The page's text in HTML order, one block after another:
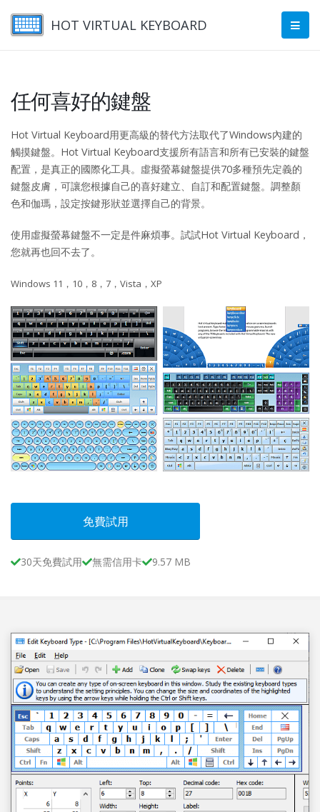
HOT VIRTUAL KEYBOARD
任何喜好的鍵盤
Hot Virtual Keyboard用更高級的替代方法取代了Windows內建的
觸摸鍵盤。Hot Virtual Keyboard支援所有語言和所有已安裝的鍵盤
配置，是真正的國際化工具。虛擬螢幕鍵盤提供70多種預先定義的
鍵盤皮膚，可讓您根據自己的喜好建立、自訂和配置鍵盤。調整顏
色和伽瑪，設定按鍵形狀並選擇自己的背景。
使用虛擬螢幕鍵盤不一定是件麻煩事。試試Hot Virtual Keyboard，
您就再也回不去了。
Windows 11，10，8，7，Vista，XP
免費試用
30天免費試用 無需信用卡 9.57 MB